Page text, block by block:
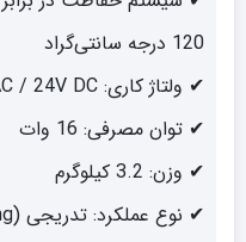
120 درجه سانتی‌گراد
✔ ولتاژ کاری: 220V AC / 24V DC
✔ توان مصرفی: 16 وات
✔ وزن: 3.2 کیلوگرم
✔ نوع عملکرد: تدریجی (Modulating)